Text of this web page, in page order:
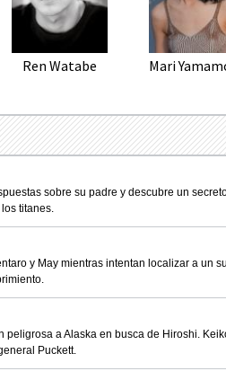
Ren Watabe Mari
sobre su padre y descubre un
titanes.
y May mientras intentan localizar a un
peligrosa a Alaska en busca de Hiroshi.
Puckett.